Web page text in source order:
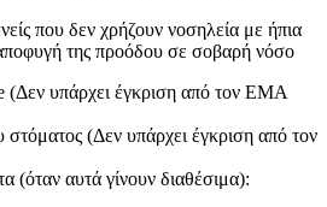
που δεν χρήζουν νοσηλεία με ήπια
της προόδου σε σοβαρή νόσο
(Δεν υπάρχει έγκριση από τον ΕΜΑ
(Δεν υπάρχει έγκριση από τον
(όταν αυτά γίνουν διαθέσιμα):